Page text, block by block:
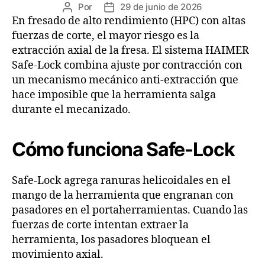
Por 29 de junio de 2026
En fresado de alto rendimiento (HPC) con altas
fuerzas de corte, el mayor riesgo es la
extracción axial de la fresa. El sistema HAIMER
Safe-Lock combina ajuste por contracción con
un mecanismo mecánico anti-extracción que
hace imposible que la herramienta salga
durante el mecanizado.
Cómo funciona Safe-Lock
Safe-Lock agrega ranuras helicoidales en el
mango de la herramienta que engranan con
pasadores en el portaherramientas. Cuando las
fuerzas de corte intentan extraer la
herramienta, los pasadores bloquean el
movimiento axial.